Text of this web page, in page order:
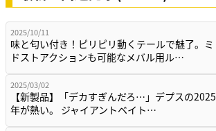
2025/10/11
味と匂い付き！ピリピリ動くテールで魅了。ミ
ドストアクションも可能なメバル用ル…
2025/03/02
【新製品】「デカすぎんだろ…」デプスの2025
年が熱い。 ジャイアントベイト…